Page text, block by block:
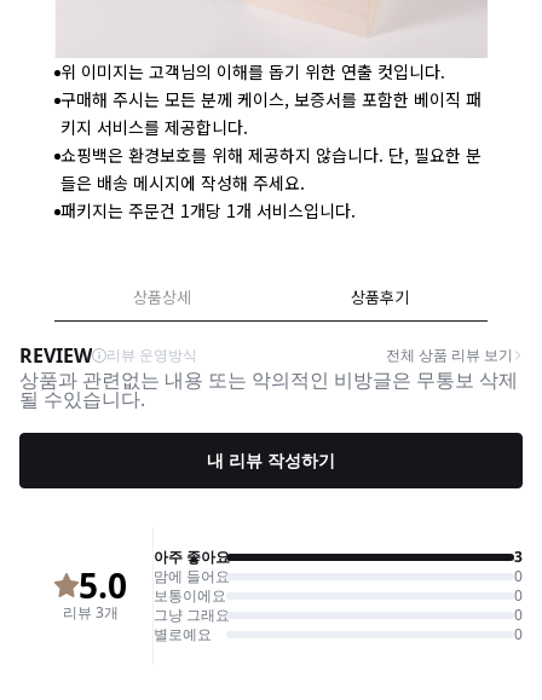
위 이미지는 고객님의 이해를 돕기 위한 연출 컷입니다.
구매해 주시는 모든 분께 케이스, 보증서를 포함한 베이직 패
키지 서비스를 제공합니다.
쇼핑백은 환경보호를 위해 제공하지 않습니다. 단, 필요한 분
들은 배송 메시지에 작성해 주세요.
패키지는 주문건 1개당 1개 서비스입니다.
상품상세 상품후기